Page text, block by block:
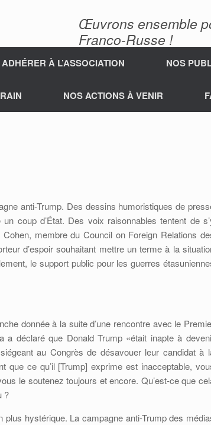
Œuvrons ensemble
Franco-Russe !
ADHÉRER À L’ASSOCIATION NOS
NOS ACTIONS À VENIR
anti-Trump. Des dessins humoristiques de
coup d’État. Des voix raisonnables tentent de
membre du Council on Foreign Relations
d’espoir souhaitant mettre un terme à la
le support public pour les guerres
donnée à la suite d’une rencontre avec le
a déclaré que Donald Trump «était inapte à
au Congrès de désavouer leur candidat à
que ce qu’il [Trump] exprime est inacceptable,
le soutenez toujours et encore. Qu’est-ce que
?
hystérique. La campagne anti-Trump des